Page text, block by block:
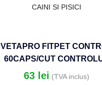
VETAPRO FITPET
60CAPS/CUT
GREUTATII CAINI SI
63 lei (TVA inclus)